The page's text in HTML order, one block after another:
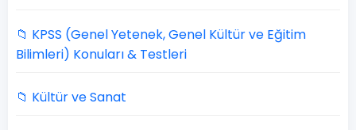
📁 KPSS (Genel Yetenek, Genel Kültür ve Eğitim
Bilimleri) Konuları & Testleri
📁 Kültür ve Sanat